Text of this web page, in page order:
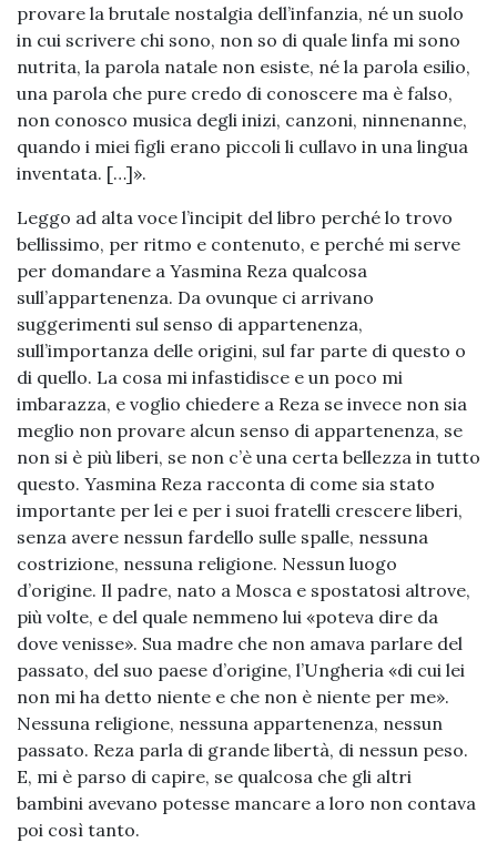
provare la brutale nostalgia dell’infanzia, né un suolo
in cui scrivere chi sono, non so di quale linfa mi sono
nutrita, la parola natale non esiste, né la parola esilio,
una parola che pure credo di conoscere ma è falso,
non conosco musica degli inizi, canzoni, ninnenanne,
quando i miei figli erano piccoli li cullavo in una lingua
inventata. […]».
Leggo ad alta voce l’incipit del libro perché lo trovo
bellissimo, per ritmo e contenuto, e perché mi serve
per domandare a Yasmina Reza qualcosa
sull’appartenenza. Da ovunque ci arrivano
suggerimenti sul senso di appartenenza,
sull’importanza delle origini, sul far parte di questo o
di quello. La cosa mi infastidisce e un poco mi
imbarazza, e voglio chiedere a Reza se invece non sia
meglio non provare alcun senso di appartenenza, se
non si è più liberi, se non c’è una certa bellezza in tutto
questo. Yasmina Reza racconta di come sia stato
importante per lei e per i suoi fratelli crescere liberi,
senza avere nessun fardello sulle spalle, nessuna
costrizione, nessuna religione. Nessun luogo
d’origine. Il padre, nato a Mosca e spostatosi altrove,
più volte, e del quale nemmeno lui «poteva dire da
dove venisse». Sua madre che non amava parlare del
passato, del suo paese d’origine, l’Ungheria «di cui lei
non mi ha detto niente e che non è niente per me».
Nessuna religione, nessuna appartenenza, nessun
passato. Reza parla di grande libertà, di nessun peso.
E, mi è parso di capire, se qualcosa che gli altri
bambini avevano potesse mancare a loro non contava
poi così tanto.